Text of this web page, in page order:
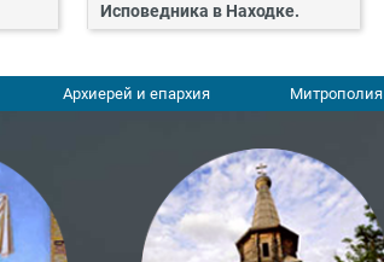
Исповедника в Находке.
Архиерей и епархия Митрополия